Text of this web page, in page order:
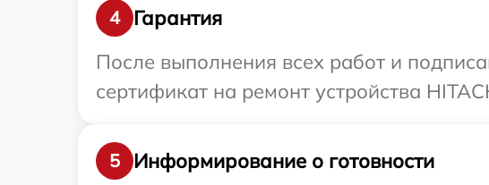
4
Гарантия
После выполнения всех работ и
сертификат на ремонт устройства
5
Информирование о готовности